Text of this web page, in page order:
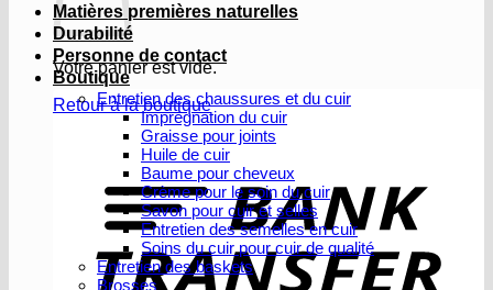
Votre panier est vide.
Retour à la boutique
Matières premières naturelles
Durabilité
Personne de contact
Boutique
Entretien des chaussures et du cuir
Imprégnation du cuir
Graisse pour joints
Huile de cuir
Baume pour cheveux
Crème pour le soin du cuir
Savon pour cuir et selles
Entretien des semelles en cuir
Soins du cuir pour cuir de qualité
Entretien des baskets
Brosses